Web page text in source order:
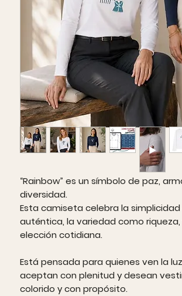
“Rainbow” es un símbolo de paz,
diversidad.
Esta camiseta celebra la
auténtica, la variedad como
elección cotidiana.
Está pensada para quienes ven la
aceptan con plenitud y desean
colorido y con propósito.